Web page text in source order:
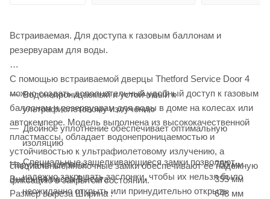
Встраиваемая. Для доступа к газовым баллонам и
резервуарам для воды.
С помощью встраиваемой дверцы Thetford Service Door 4
можно создать дополнительный удобный доступ к газовым
баллонам и резервуарам для воды в доме на колесах или
автокемпере. Модель выполнена из высококачественной
пластмассы, обладает водонепроницаемостью и
устойчивостью к ультрафиолетовому излучению, а
специальные кнопочные замки обеспечивают ее надежную
фиксацию в закрытом состоянии.
Водонепроницаемый и устойчивый к
ультрафиолетовому излучению
Двойное уплотнение обеспечивает оптимальную
изоляцию
Специальные защелкивающиеся замки позволяют
надежно закрывать заслонки, чтобы их нельзя было
неожиданно открыть или принудительно открыть
Наружная ширина:
700 мм
Внешняя масса Высота:
395 мм
Размер выреза Ширина :
648 мм